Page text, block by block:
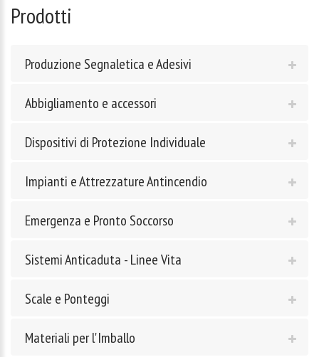
Prodotti
Produzione Segnaletica e Adesivi
Abbigliamento e accessori
Dispositivi di Protezione Individuale
Impianti e Attrezzature Antincendio
Emergenza e Pronto Soccorso
Sistemi Anticaduta - Linee Vita
Scale e Ponteggi
Materiali per l'Imballo